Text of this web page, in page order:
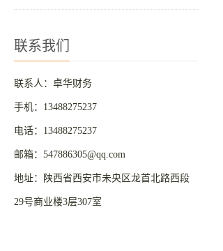
联系我们
联系人：卓华财务
手机：13488275237
电话：13488275237
邮箱：547886305@qq.com
地址：陕西省西安市未央区龙首北路西段
29号商业楼3层307室